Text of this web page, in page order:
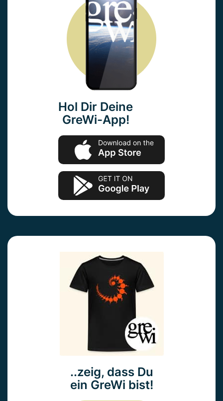
Hol Dir Deine
GreWi-App!
..zeig, dass Du
ein GreWi bist!